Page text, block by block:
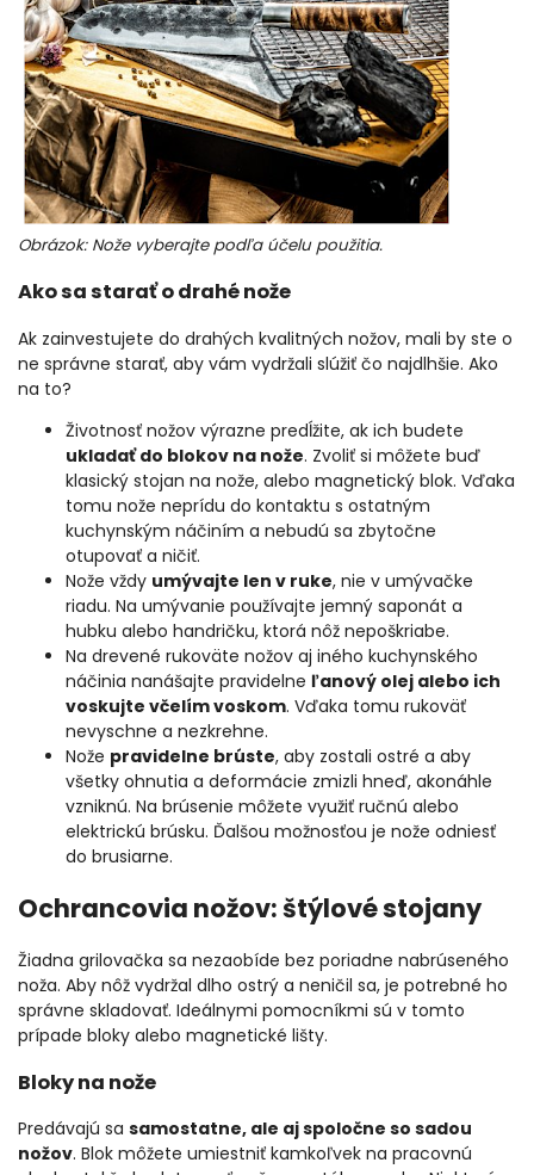
Obrázok: Nože vyberajte podľa účelu použitia.
Ako sa starať o drahé nože
Ak zainvestujete do drahých kvalitných nožov, mali by ste o
ne správne starať, aby vám vydržali slúžiť čo najdlhšie. Ako
na to?
Životnosť nožov výrazne predĺžite, ak ich budete
ukladať do blokov na nože. Zvoliť si môžete buď
klasický stojan na nože, alebo magnetický blok. Vďaka
tomu nože neprídu do kontaktu s ostatným
kuchynským náčiním a nebudú sa zbytočne
otupovať a ničiť.
Nože vždy umývajte len v ruke, nie v umývačke
riadu. Na umývanie používajte jemný saponát a
hubku alebo handričku, ktorá nôž nepoškriabe.
Na drevené rukoväte nožov aj iného kuchynského
náčinia nanášajte pravidelne ľanový olej alebo ich
voskujte včelím voskom. Vďaka tomu rukoväť
nevyschne a nezkrehne.
Nože pravidelne brúste, aby zostali ostré a aby
všetky ohnutia a deformácie zmizli hneď, akonáhle
vzniknú. Na brúsenie môžete využiť ručnú alebo
elektrickú brúsku. Ďalšou možnosťou je nože odniesť
do brusiarne.
Ochrancovia nožov: štýlové stojany
Žiadna grilovačka sa nezaobíde bez poriadne nabrúseného
noža. Aby nôž vydržal dlho ostrý a neničil sa, je potrebné ho
správne skladovať. Ideálnymi pomocníkmi sú v tomto
prípade bloky alebo magnetické lišty.
Bloky na nože
Predávajú sa samostatne, ale aj spoločne so sadou
nožov. Blok môžete umiestniť kamkoľvek na pracovnú